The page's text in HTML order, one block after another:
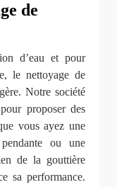
de
d’eau et pour
le nettoyage de
Notre société
proposer des
vous ayez une
ou une
de la gouttière
sa performance.